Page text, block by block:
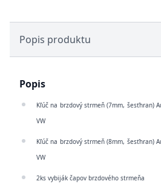
Popis produktu
Popis
Kľúč na brzdový strmeň (7mm, šesťhran)
VW
Kľúč na brzdový strmeň (8mm, šesťhran)
VW
2ks vybiják čapov brzdového strmeňa